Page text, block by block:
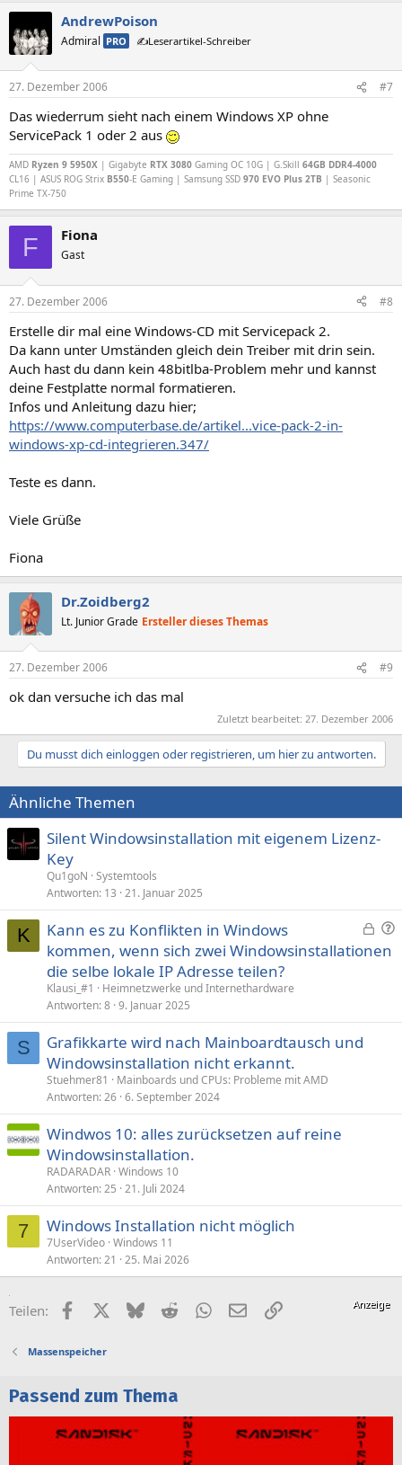
AndrewPoison
Admiral PRO ✍️Leserartikel-Schreiber
27. Dezember 2006 #7
Das wiederrum sieht nach einem Windows XP ohne
ServicePack 1 oder 2 aus
AMD Ryzen 9 5950X | Gigabyte RTX 3080 Gaming OC 10G | G.Skill 64GB DDR4-4000
CL16 | ASUS ROG Strix B550-E Gaming | Samsung SSD 970 EVO Plus 2TB | Seasonic
Prime TX-750
F Fiona
Gast
27. Dezember 2006 #8
Erstelle dir mal eine Windows-CD mit Servicepack 2.
Da kann unter Umständen gleich dein Treiber mit drin sein.
Auch hast du dann kein 48bitlba-Problem mehr und kannst
deine Festplatte normal formatieren.
Infos und Anleitung dazu hier;
https://www.computerbase.de/artikel...vice-pack-2-in-
windows-xp-cd-integrieren.347/
Teste es dann.
Viele Grüße
Fiona
Dr.Zoidberg2
Lt. Junior Grade Ersteller dieses Themas
27. Dezember 2006 #9
ok dan versuche ich das mal
Zuletzt bearbeitet: 27. Dezember 2006
Du musst dich einloggen oder registrieren, um hier zu antworten.
Ähnliche Themen
Silent Windowsinstallation mit eigenem Lizenz-
Key
Qu1goN Systemtools
Antworten 13 21. Januar 2025
K
G
e
r
F
Kann es zu Konflikten in Windows
kommen, wenn sich zwei Windowsinstallationen
die selbe lokale IP Adresse teilen?
Klausi_#1
Heimnetzwerke und Internethardware
Antworten 8 9. Januar 2025
S
Grafikkarte wird nach Mainboardtausch und
Windowsinstallation nicht erkannt.
Stuehmer81
Mainboards und CPUs: Probleme mit AMD
Antworten 26 6. September 2024
Windwos 10: alles zurücksetzen auf reine
Windowsinstallation.
RADARADAR Windows 10
Antworten 25 21. Juli 2024
7 Windows Installation nicht möglich
7UserVideo Windows 11
Antworten 21 25. Mai 2026
Teilen: FacebookX (Twitter)
BlueskyRedditWhatsApp
E-MailLink
Massenspeicher
Passend zum Thema